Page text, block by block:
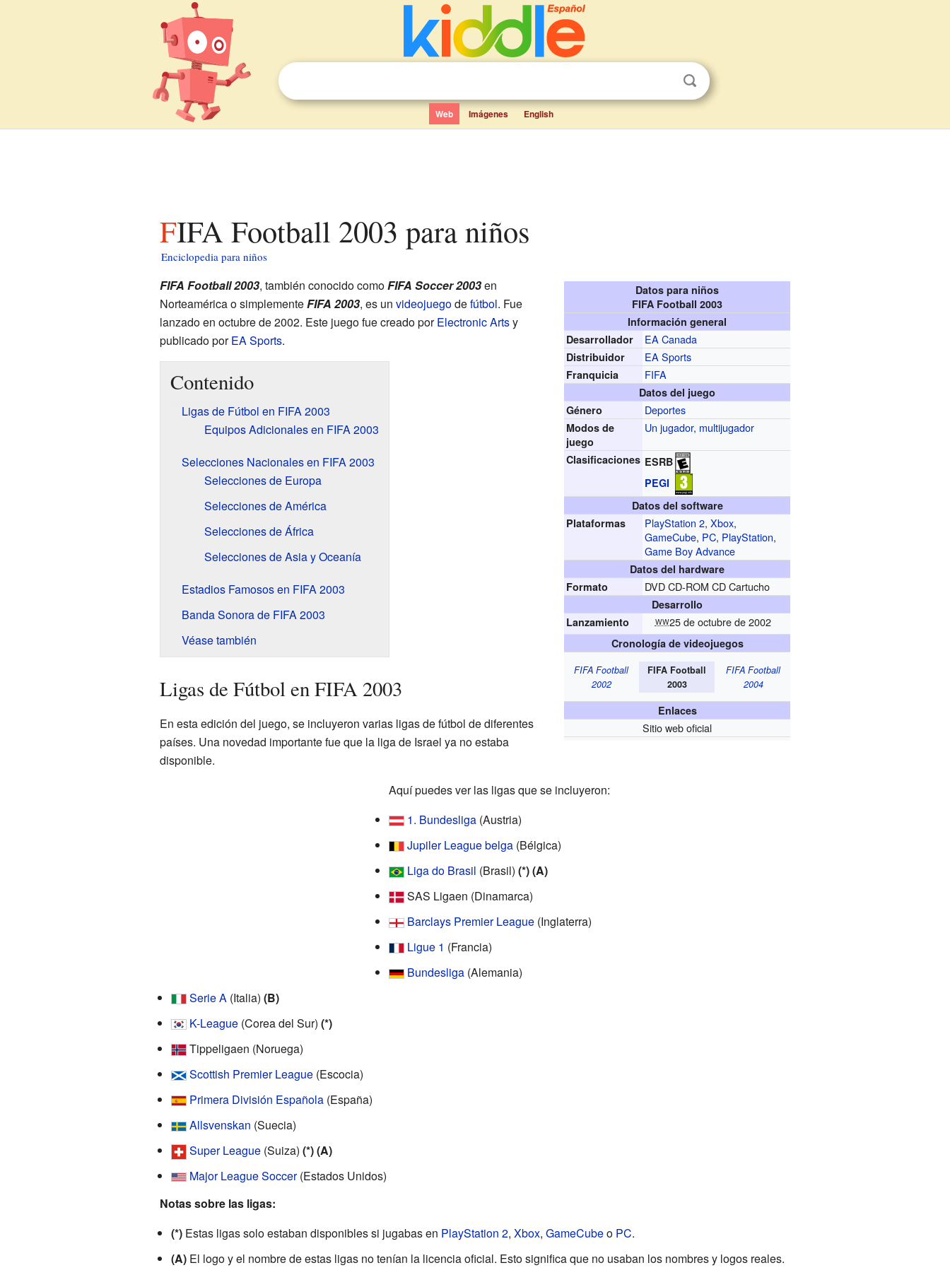
Web Imágenes English
FIFA Football 2003 para niños
Enciclopedia para niños
Datos para niños
FIFA Football 2003
Información general
Desarrollador
EA Canada
Distribuidor EA Sports
Franquicia FIFA
Datos del juego
Género
Deportes
Modos de
juego
Un jugador, multijugador
Clasificaciones ESRB
PEGI
Datos del software
Plataformas
PlayStation 2,Xbox,
GameCube, PC, PlayStation,
Game Boy Advance
Datos del hardware
Formato
DVD CD-ROM CD Cartucho
Desarrollo
Lanzamiento
WW25 de octubre de 2002
Cronología de videojuegos
FIFA Football
2002
FIFA Football
2003
FIFA Football
2004
Enlaces
Sitio web oficial
FIFA Football 2003, también conocido comoFIFA Soccer 2003en
Norteamérica o simplementeFIFA 2003, es un videojuegodefútbol. Fue
lanzado en octubre de 2002. Este juego fue creado porElectronic Artsy
publicado porEA Sports.
Contenido
Ligas de Fútbol en FIFA 2003
Equipos Adicionales en FIFA 2003
Selecciones Nacionales en FIFA 2003
Selecciones de Europa
Selecciones de América
Selecciones de África
Selecciones de Asia y Oceanía
Estadios Famosos en FIFA 2003
Banda Sonora de FIFA 2003
Véase también
Ligas de Fútbol en FIFA 2003
En esta edición del juego, se incluyeron varias ligas de fútbol de diferentes
países. Una novedad importante fue que la liga de Israel ya no estaba
disponible.
Aquí puedes ver las ligas que se incluyeron:
1. Bundesliga(Austria)
Jupiler League belga(Bélgica)
Liga do Brasil (Brasil) (*) (A)
SAS Ligaen (Dinamarca)
Barclays Premier League(Inglaterra)
Ligue 1 (Francia)
Bundesliga(Alemania)
Serie A(Italia) (B)
K-League(Corea del Sur) (*)
Tippeligaen (Noruega)
Scottish Premier League(Escocia)
Primera División Española(España)
Allsvenskan (Suecia)
Super League(Suiza) (*) (A)
Major League Soccer(Estados Unidos)
Notas sobre las ligas:
(*)Estas ligas solo estaban disponibles si jugabas en PlayStation 2, Xbox, GameCubeo PC.
(A)El logo y el nombre de estas ligas no tenían la licencia oficial. Esto significa que no usaban los nombres y logos reales.